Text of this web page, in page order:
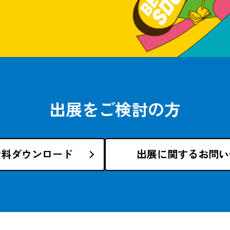
出展をご検討の方
ダウンロード 出展に関するお問